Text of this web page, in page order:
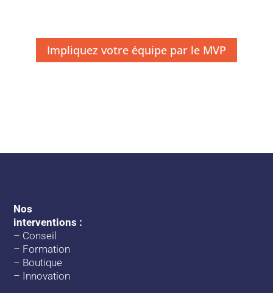
Impliquez votre équipe par le MVP
Nos
interventions :
– Conseil
– Formation
– Boutique
– Innovation